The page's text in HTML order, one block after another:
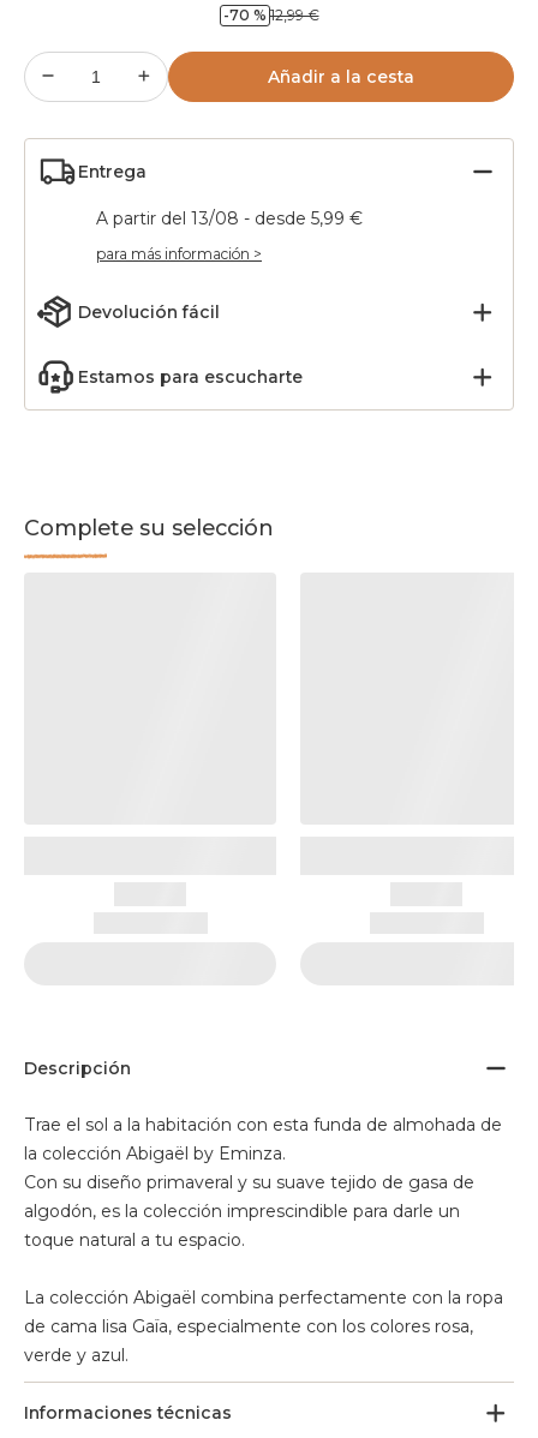
-70 % 12,99 €
Añadir a la cesta
Entrega
A partir del 13/08 - desde 5,99 €
para más información >
Devolución fácil
Estamos para escucharte
Complete su selección
Descripción
Trae el sol a la habitación con esta funda de almohada de
la colección Abigaël by Eminza.
Con su diseño primaveral y su suave tejido de gasa de
algodón, es la colección imprescindible para darle un
toque natural a tu espacio.
La colección Abigaël combina perfectamente con la ropa
de cama lisa Gaïa, especialmente con los colores rosa,
verde y azul.
Informaciones técnicas